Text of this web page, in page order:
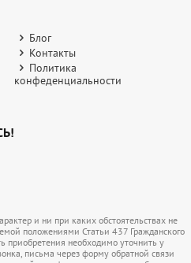
Блог
Контакты
Политика
конфеденциальности
и ни при каких обстоятельствах не
положениями Статьи 437 Гражданского
приобретения необходимо уточнить у
письма через форму обратной связи